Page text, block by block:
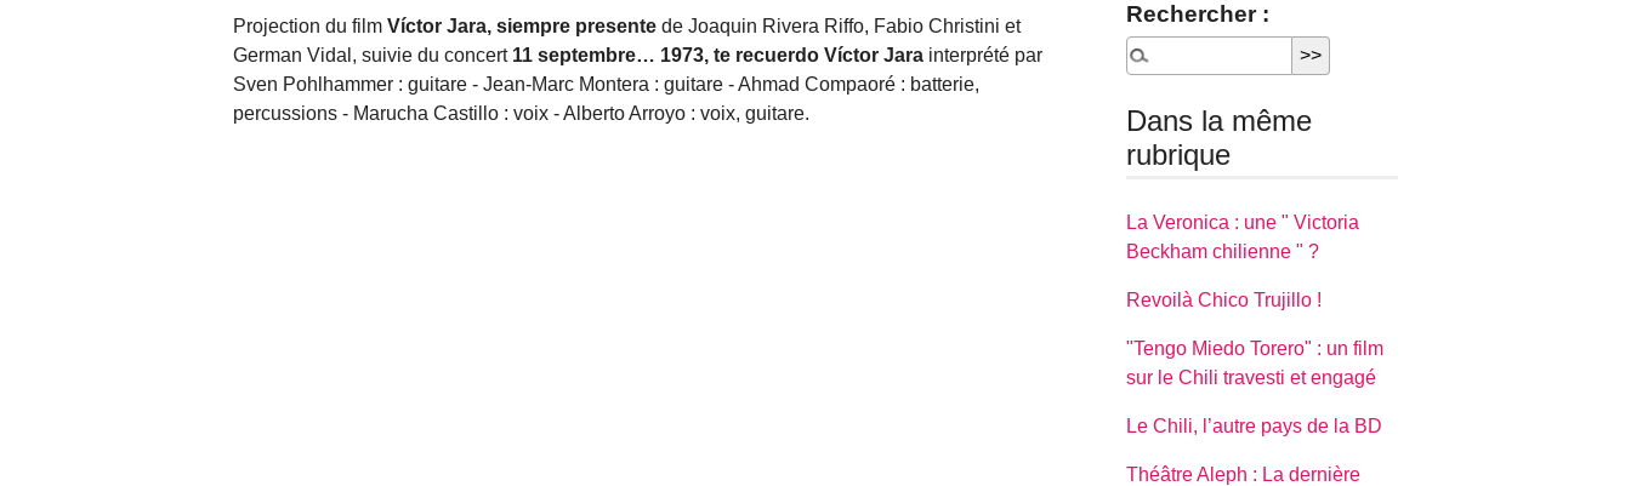
Projection du film Víctor Jara, siempre presente de Joaquin Rivera Riffo, Fabio Christini et
German Vidal, suivie du concert 11 septembre… 1973, te recuerdo Víctor Jara interprété par
Sven Pohlhammer : guitare - Jean-Marc Montera : guitare - Ahmad Compaoré : batterie,
percussions - Marucha Castillo : voix - Alberto Arroyo : voix, guitare.
Rechercher :
Dans la même
rubrique
La Veronica : une " Victoria
Beckham chilienne " ?
Revoilà Chico Trujillo !
"Tengo Miedo Torero" : un film
sur le Chili travesti et engagé
Le Chili, l’autre pays de la BD
Théâtre Aleph : La dernière